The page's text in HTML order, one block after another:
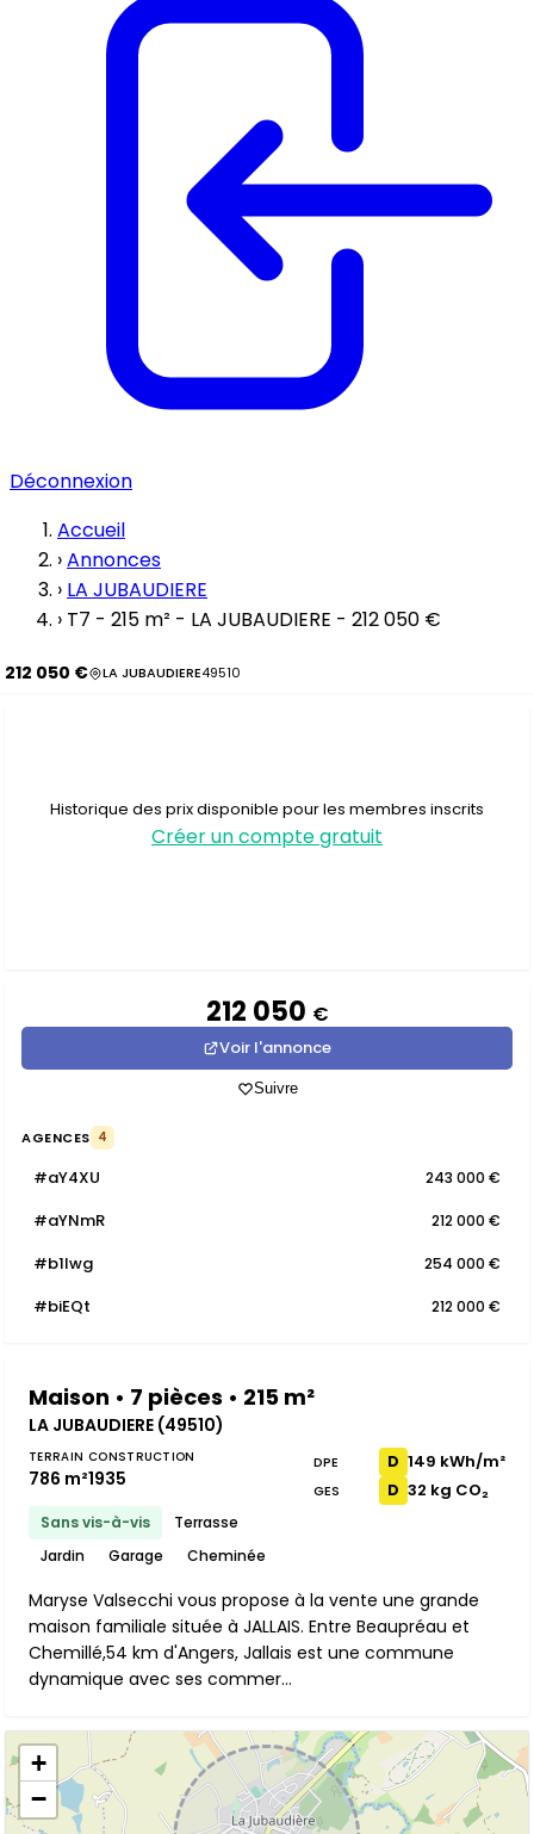
Déconnexion
Accueil
›Annonces
› LA JUBAUDIERE
› T7 - 215 m² - LA JUBAUDIERE - 212 050 €
212 050 € LA JUBAUDIERE49510
Historique des prix disponible pour les membres inscrits
Créer un compte gratuit
212 050 €
Voir l'annonce
Suivre
AGENCES 4
#aY4XU 243 000 €
#aYNmR 212 000 €
#b1lwg 254 000 €
#biEQt 212 000 €
Maison • 7 pièces • 215 m²
LA JUBAUDIERE (49510)
TERRAIN
786 m²
CONSTRUCTION
1935
Sans vis-à-vis
Terrasse
Jardin
Garage Cheminée
DPE D 149 kWh/m²
GES D 32 kg CO₂
Maryse Valsecchi vous propose à la vente une grande
maison familiale située à JALLAIS. Entre Beaupréau et
Chemillé,54 km d'Angers, Jallais est une commune
dynamique avec ses commer...
+
−